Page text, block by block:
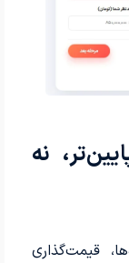
نه
قیمت‌گذاری